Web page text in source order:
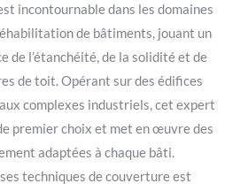
incontournable dans les domaines
de bâtiments, jouant un
de l’étanchéité, de la solidité et de
de toit. Opérant sur des édifices
complexes industriels, cet expert
premier choix et met en œuvre des
adaptées à chaque bâti.
techniques de couverture est